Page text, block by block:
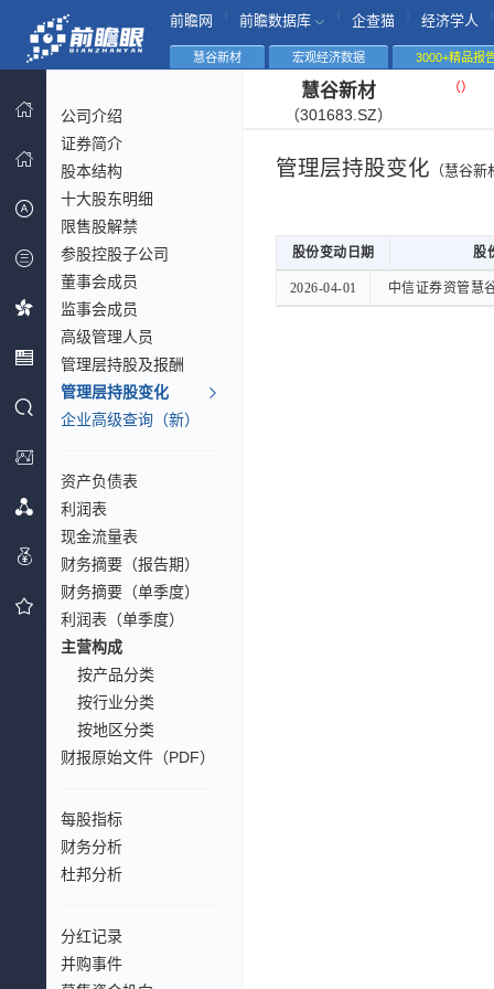
前瞻网 前瞻数据库 企查猫 经济学人
慧谷新材 宏观经济数据 3000+精品报
公司介绍
证券简介
股本结构
十大股东明细
限售股解禁
参股控股子公司
董事会成员
监事会成员
高级管理人员
管理层持股及报酬
管理层持股变化
企业高级查询（新）
资产负债表
利润表
现金流量表
财务摘要（报告期）
财务摘要（单季度）
利润表（单季度）
主营构成
按产品分类
按行业分类
按地区分类
财报原始文件（PDF）
每股指标
财务分析
杜邦分析
分红记录
并购事件
慧谷新材
（301683.SZ）
（）
管理层持股变化 （慧谷新
股份变动日期
股
股份变动日期
股
2026-04-01 中信证券资管
股份变动日期 股
2026-04-01 中信证券资管慧